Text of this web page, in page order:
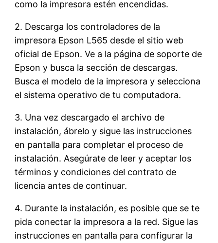
como la impresora estén encendidas.
2. Descarga los controladores de la
impresora Epson L565 desde el sitio web
oficial de Epson. Ve a la página de soporte de
Epson y busca la sección de descargas.
Busca el modelo de la impresora y selecciona
el sistema operativo de tu computadora.
3. Una vez descargado el archivo de
instalación, ábrelo y sigue las instrucciones
en pantalla para completar el proceso de
instalación. Asegúrate de leer y aceptar los
términos y condiciones del contrato de
licencia antes de continuar.
4. Durante la instalación, es posible que se te
pida conectar la impresora a la red. Sigue las
instrucciones en pantalla para configurar la